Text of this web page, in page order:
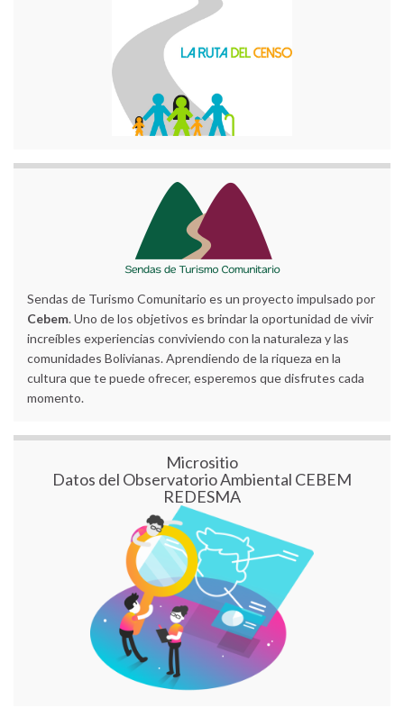
Sendas de Turismo Comunitario es un proyecto impulsado por
Cebem. Uno de los objetivos es brindar la oportunidad de vivir
increíbles experiencias conviviendo con la naturaleza y las
comunidades Bolivianas. Aprendiendo de la riqueza en la
cultura que te puede ofrecer, esperemos que disfrutes cada
momento.
Micrositio
Datos del Observatorio Ambiental CEBEM
REDESMA